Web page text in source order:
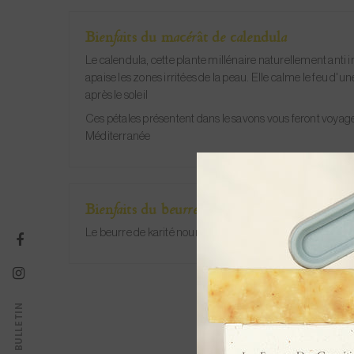
Bienfaits du macérât de calendula
Le calendula, cette plante millénaire naturellement anti
apaise les zones irritées de la peau. Elle calme le feu
après le soleil
Ces pétales présentent dans le savons vous feront
Méditerranée
Bienfaits du beurre de karité bio
Le beurre de karité nourrit profondément et adoucit la
BULLETIN